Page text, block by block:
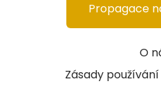
O
Zásady
Propagace